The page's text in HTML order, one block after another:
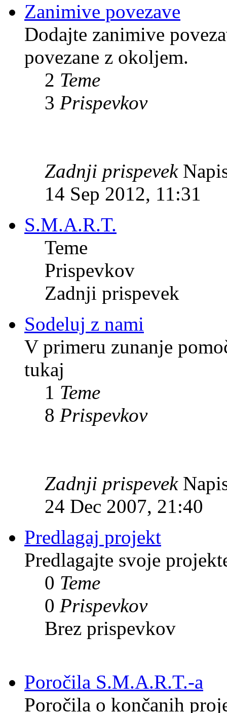
Zanimive povezave
Dodajte zanimive
povezane z okoljem.
2 Teme
3 Prispevkov
Zadnji prispevek
14 Sep 2012, 11:31
S.M.A.R.T.
Teme
Prispevkov
Zadnji prispevek
Sodeluj z nami
V primeru zunanje
tukaj
1 Teme
8 Prispevkov
Zadnji prispevek
24 Dec 2007, 21:40
Predlagaj projekt
Predlagajte svoje
0 Teme
0 Prispevkov
Brez prispevkov
Poročila S.M.A.R.T.-a
Poročila o končanih